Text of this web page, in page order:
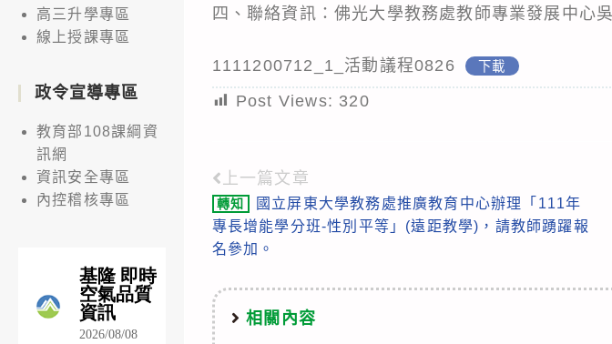
四、聯絡資訊：佛光大學教務處教師專業發展中心
1111200712_1_活動議程0826 下載
Post Views: 320
Read
more
articles
上一篇文章
轉知
國立屏東大學教務處推廣教育中心辦理「111年
專長增能學分班-性別平等」(遠距教學)，請教師踴躍報
名參加。
相關內容
高三升學專區
線上授課專區
政令宣導專區
教育部108課綱資
訊網
資訊安全專區
內控稽核專區